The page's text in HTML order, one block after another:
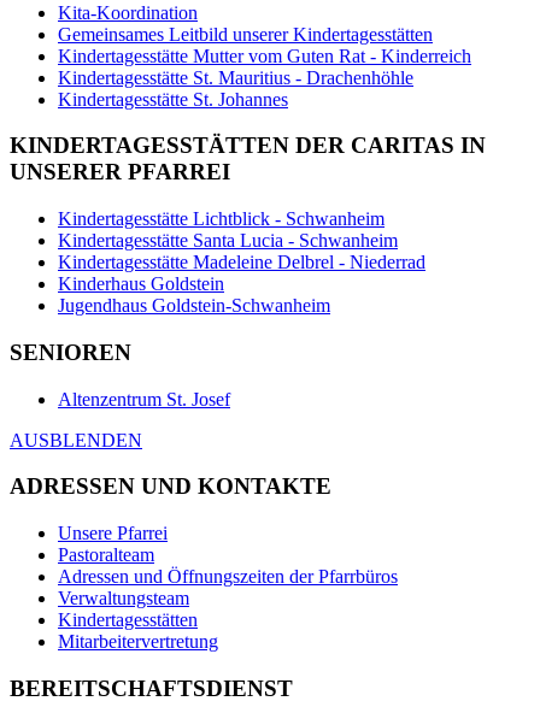
Kita-Koordination
Gemeinsames Leitbild unserer Kindertagesstätten
Kindertagesstätte Mutter vom Guten Rat - Kinderreich
Kindertagesstätte St. Mauritius - Drachenhöhle
Kindertagesstätte St. Johannes
KINDERTAGESSTÄTTEN DER CARITAS IN
UNSERER PFARREI
Kindertagesstätte Lichtblick - Schwanheim
Kindertagesstätte Santa Lucia - Schwanheim
Kindertagesstätte Madeleine Delbrel - Niederrad
Kinderhaus Goldstein
Jugendhaus Goldstein-Schwanheim
SENIOREN
Altenzentrum St. Josef
AUSBLENDEN
ADRESSEN UND KONTAKTE
Unsere Pfarrei
Pastoralteam
Adressen und Öffnungszeiten der Pfarrbüros
Verwaltungsteam
Kindertagesstätten
Mitarbeitervertretung
BEREITSCHAFTSDIENST